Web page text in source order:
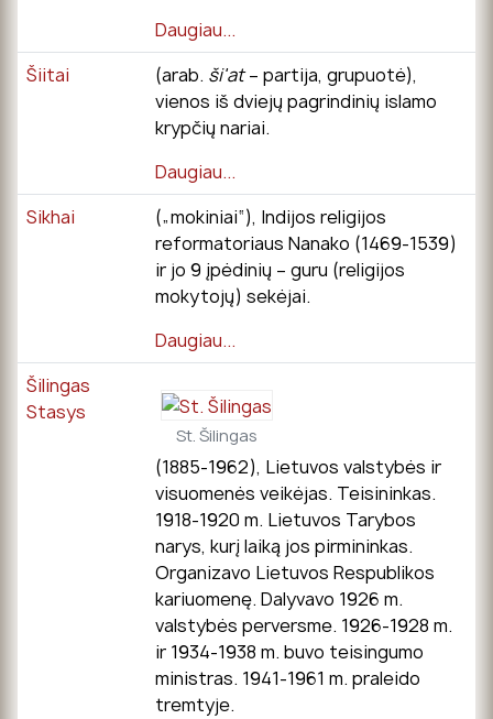
Daugiau...
Šiitai
(arab. ši'at– partija, grupuotė),
vienos iš dviejų pagrindinių islamo
krypčių nariai.
Daugiau...
Sikhai
(„mokiniai“), Indijos religijos
reformatoriaus Nanako (1469-1539)
ir jo 9 įpėdinių – guru (religijos
mokytojų) sekėjai.
Daugiau...
Šilingas
Stasys
St. Šilingas
(1885-1962), Lietuvos valstybės ir
visuomenės veikėjas. Teisininkas.
1918-1920 m. Lietuvos Tarybos
narys, kurį laiką jos pirmininkas.
Organizavo Lietuvos Respublikos
kariuomenę. Dalyvavo 1926 m.
valstybės perversme. 1926-1928 m.
ir 1934-1938 m. buvo teisingumo
ministras. 1941-1961 m. praleido
tremtyje.